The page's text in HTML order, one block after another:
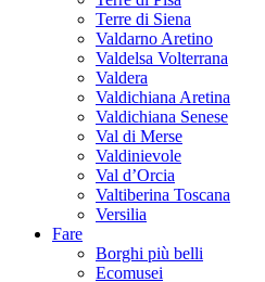
Terre di Siena
Valdarno Aretino
Valdelsa Volterrana
Valdera
Valdichiana Aretina
Valdichiana Senese
Val di Merse
Valdinievole
Val d’Orcia
Valtiberina Toscana
Versilia
Fare
Borghi più belli
Ecomusei